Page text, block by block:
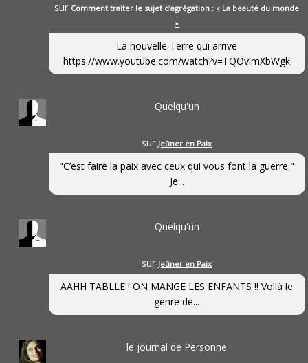
sur Comment traiter le sujet d’agrégation : « La beauté du monde
»
La nouvelle Terre qui arrive
https://www.youtube.com/watch?v=TQOvlmXbWgk
Quelqu'un
sur Jeûner en Paix
"C’est faire la paix avec ceux qui vous font la guerre."
Je...
Quelqu'un
sur Jeûner en Paix
AAHH TABLLE ! ON MANGE LES ENFANTS !! Voilà le
genre de...
le journal de Personne